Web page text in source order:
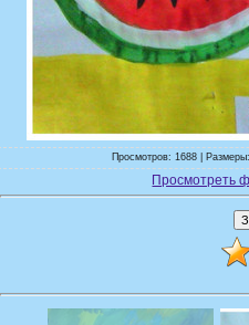
Просмотров: 1688 |
Просмотреть